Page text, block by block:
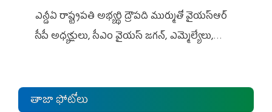
ఎన్డీఏ రాష్ట్ర‌ప‌తి అభ్య‌ర్థి ద్రౌప‌ది ముర్ముతో వైయ‌స్ఆర్
సీపీ అధ్య‌క్షులు, సీఎం వైయ‌స్ జ‌గ‌న్, ఎమ్మెల్యేలు,
తాజా ఫోటోలు